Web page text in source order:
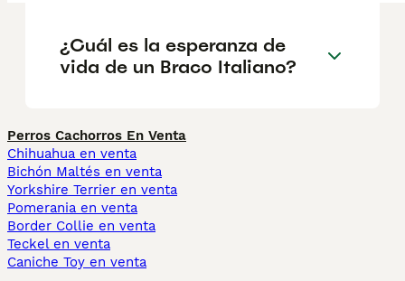
¿Cuál es la esperanza de
vida de un Braco Italiano?
Perros Cachorros En Venta
Chihuahua en venta
Bichón Maltés en venta
Yorkshire Terrier en venta
Pomerania en venta
Border Collie en venta
Teckel en venta
Caniche Toy en venta